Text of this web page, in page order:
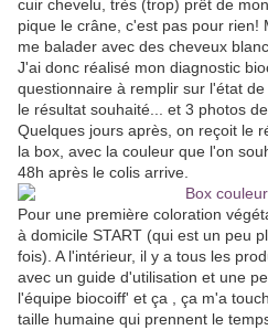
cuir chevelu, très (trop) prêt de
pique le crâne, c'est pas pour rien!
me balader avec des cheveux
J'ai donc réalisé mon diagnostic
questionnaire à remplir sur l'état
le résultat souhaité... et 3 photos
Quelques jours après, on reçoit le
la box, avec la couleur que l'on
48h après le colis arrive.
Pour une première coloration
à domicile START (qui est un peu
fois). A l'intérieur, il y a tous les
avec un guide d'utilisation et une
l'équipe biocoiff' et ça , ça m'a
taille humaine qui prennent le